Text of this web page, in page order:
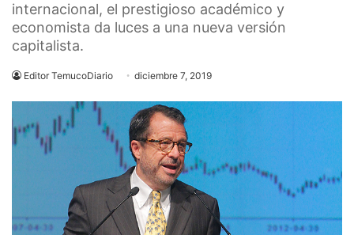
internacional, el prestigioso académico y
economista da luces a una nueva versión
capitalista.
Editor TemucoDiario diciembre 7, 2019